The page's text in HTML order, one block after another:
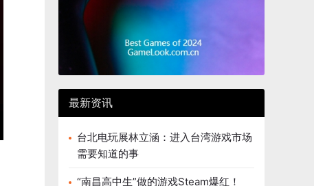
最新资讯
台北电玩展林立涵：进入台湾游戏市场
需要知道的事
“南昌高中生”做的游戏Steam爆红！